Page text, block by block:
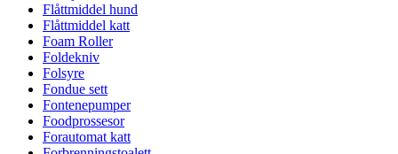
Flåttmiddel hund
Flåttmiddel katt
Foam Roller
Foldekniv
Folsyre
Fondue sett
Fontenepumper
Foodprossesor
Forautomat katt